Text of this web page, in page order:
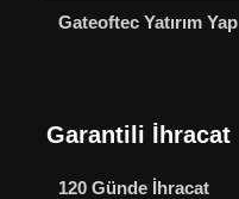
Gateoftec Yatırım Yap
Garantili İhracat
120 Günde İhracat